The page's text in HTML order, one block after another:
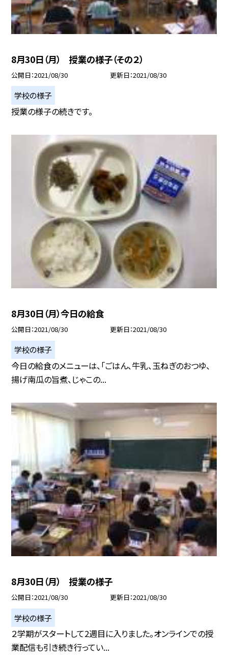
8月30日（月） 授業の様子（その２）
公開日 2021/08/30 更新日 2021/08/30
学校の様子
授業の様子の続きです。
8月30日（月）今日の給食
公開日 2021/08/30 更新日 2021/08/30
学校の様子
今日の給食のメニューは、「ごはん、牛乳、玉ねぎのおつゆ、
揚げ南瓜の旨煮、じゃこの...
8月30日（月） 授業の様子
公開日 2021/08/30 更新日 2021/08/30
学校の様子
２学期がスタートして2週目に入りました。オンラインでの授
業配信も引き続き行ってい...